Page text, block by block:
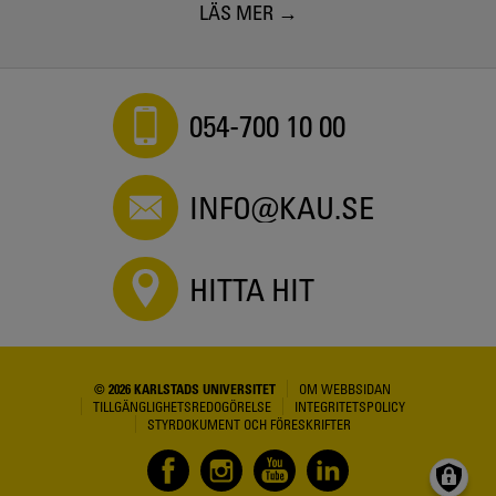
LÄS MER
054-700 10 00
INFO@KAU.SE
HITTA HIT
© 2026 KARLSTADS UNIVERSITET
OM WEBBSIDAN
TILLGÄNGLIGHETSREDOGÖRELSE
INTEGRITETSPOLICY
STYRDOKUMENT OCH FÖRESKRIFTER